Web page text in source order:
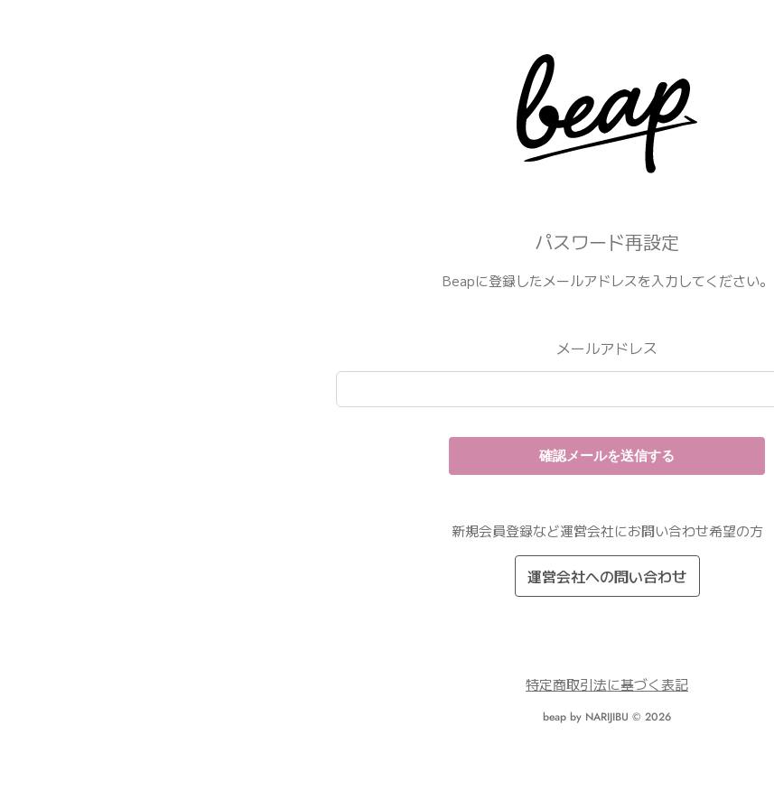
パスワード再設定
Beapに登録したメールアドレスを入力してください。
メールアドレス
新規会員登録など運営会社にお問い合わせ希望の方
運営会社への問い合わせ
特定商取引法に基づく表記
beap by NARIJIBU © 2026